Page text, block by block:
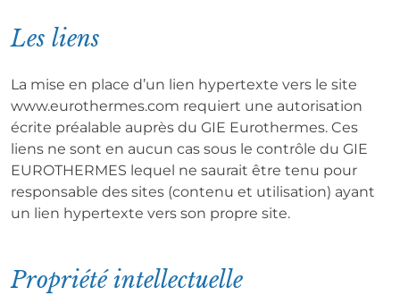
Les liens
La mise en place d’un lien hypertexte vers le site
www.eurothermes.com requiert une autorisation
écrite préalable auprès du GIE Eurothermes. Ces
liens ne sont en aucun cas sous le contrôle du GIE
EUROTHERMES lequel ne saurait être tenu pour
responsable des sites (contenu et utilisation) ayant
un lien hypertexte vers son propre site.
Propriété intellectuelle